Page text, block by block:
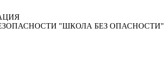
"ШКОЛА БЕЗ ОПАСНОСТИ"